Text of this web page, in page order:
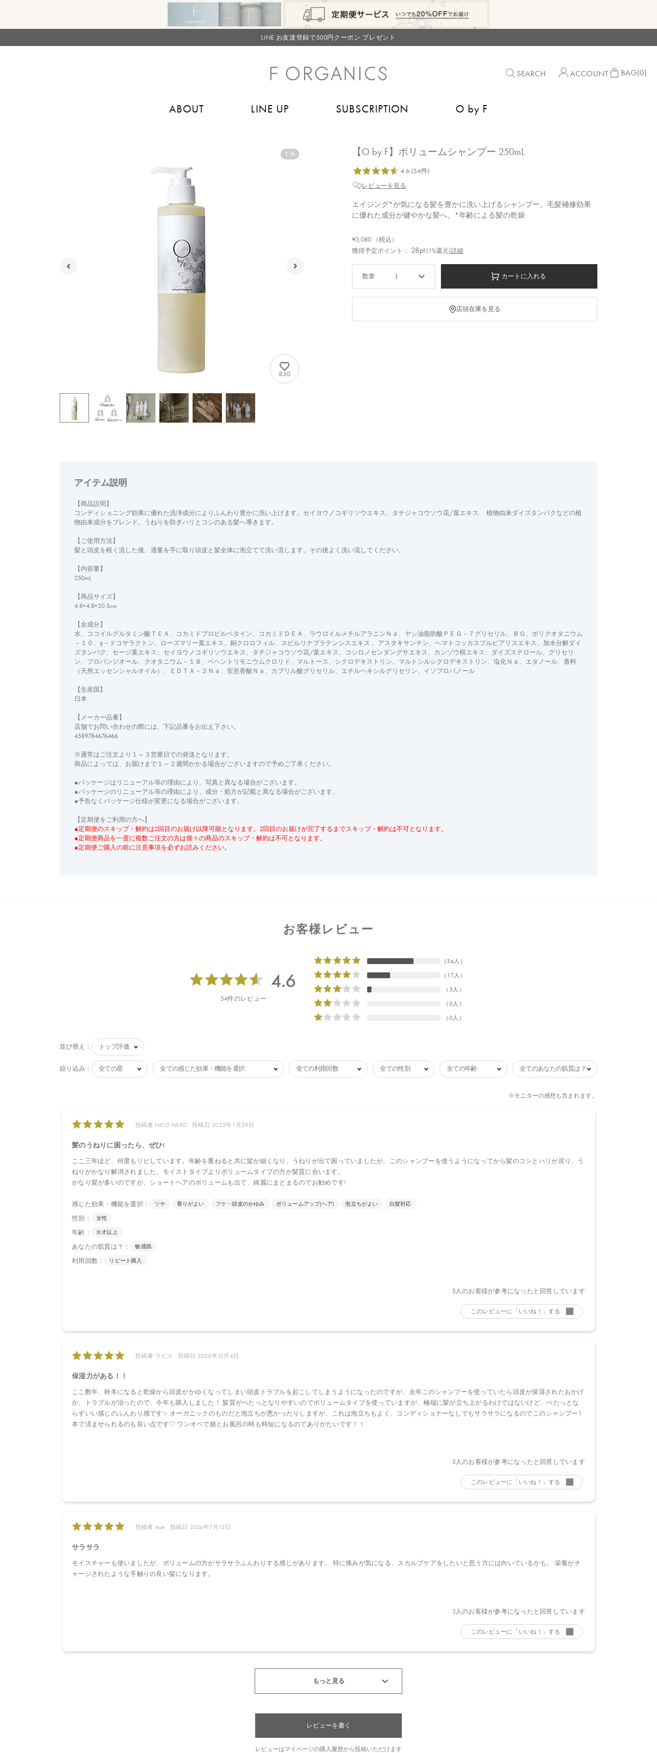
【重要】お盆期間中のお問い合わせと商品配送に関しまして
毎月お得にポイントが貯まる！ “月のポイントアップデー”
LINE お友達登録で500円クーポン プレゼント
【重要】お盆期間中のお問い合わせと商品配送に関しまして
LINE お友達登録で500円クーポン プレゼント
SEARCH ACCOUNT BAG(0)
ABOUT LINE UP SUBSCRIPTION O by F
1 6
830
【O by F】ボリュームシャンプー 250mL
レビューを見る
エイジング*が気になる髪を豊かに洗い上げるシャンプー。毛髪補修効果
に優れた成分が健やかな髪へ。*年齢による髪の乾燥
¥3,080 （税込）
獲得予定ポイント： 28pt (1%還元)詳細
1 カートに入れる
店頭在庫を見る
アイテム説明
【商品説明】
コンディショニング効果に優れた洗浄成分によりふんわり豊かに洗い上げます。セイヨウノコギリソウエキス、タチジャコウソウ花/葉エキス、 植物由来ダイズタンパクなどの植
物由来成分をブレンド。うねりを防ぎハリとコシのある髪へ導きます。
【ご使用方法】
髪と頭皮を軽く流した後、適量を手に取り頭皮と髪全体に泡立てて洗い流します。その後よく洗い流してください。
【内容量】
250mL
【商品サイズ】
4.8×4.8×20.5cm
【全成分】
水、ココイルグルタミン酸ＴＥＡ、コカミドプロピルベタイン、コカミドＤＥＡ、ラウロイルメチルアラニンＮａ、ヤシ油脂肪酸ＰＥＧ－７グリセリル、ＢＧ、ポリクオタニウム
－１０、γ－ドコサラクトン、ローズマリー葉エキス、銅クロロフィル、スピルリナプラテンシスエキス 、アスタキサンチン、ヘマトコッカスプルビアリスエキス、加水分解ダイ
ズタンパク、セージ葉エキス、セイヨウノコギリソウエキス、タチジャコウソウ花/葉エキス、コシロノセンダングサエキス、カンゾウ根エキス、ダイズステロール、グリセリ
ン、プロパンジオール、クオタニウム－１８、ベヘントリモニウムクロリド、マルトース、シクロデキストリン、マルトシルシクロデキストリン、塩化Ｎａ、エタノール、香料
（天然エッセンシャルオイル）、ＥＤＴＡ－２Ｎａ、安息香酸Ｎａ、カプリル酸グリセリル、エチルヘキシルグリセリン、イソプロパノール
【生産国】
日本
【メーカー品番】
店舗でお問い合わせの際には、下記品番をお伝え下さい。
4589784676466
※通常はご注文より１～３営業日での発送となります。
商品によっては、お届けまで１～２週間かかる場合がございますので予めご了承ください。
●パッケージはリニューアル等の理由により、写真と異なる場合がございます。
●パッケージのリニューアル等の理由により、成分・処方が記載と異なる場合がございます。
●予告なくパッケージ仕様が変更になる場合がございます。
【定期便をご利用の方へ】
●定期便のスキップ・解約は2回目のお届け以降可能となります。2回目のお届けが完了するまでスキップ・解約は不可となります。
●定期便商品を一度に複数ご注文の方は個々の商品のスキップ・解約は不可となります。
●定期便ご購入の前に注意事項を必ずお読みください。
お客様レビュー
レビューを書く
レビューはマイページの購入履歴から投稿いただけます